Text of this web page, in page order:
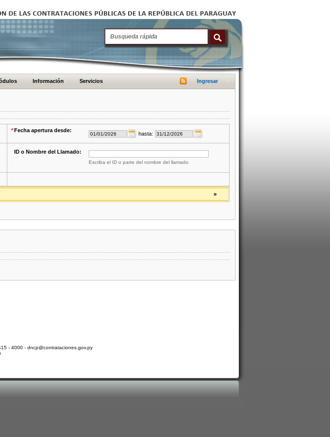
Información Servicios Ingresar
*Fecha apertura desde:
hasta:
ID o Nombre del Llamado:
Escriba el ID o parte del nombre del llamado
»
- 4000 - dncp@contrataciones.gov.py